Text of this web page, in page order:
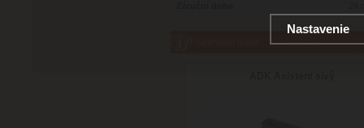
Nastavenie